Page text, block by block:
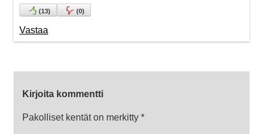
(13) (0)
Vastaa
Kirjoita kommentti
Pakolliset kentät on merkitty *